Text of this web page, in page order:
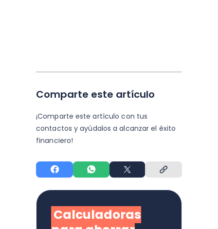
Comparte este artículo
¡Comparte este artículo con tus
contactos y ayúdalos a alcanzar el éxito
financiero!
Calculadoras